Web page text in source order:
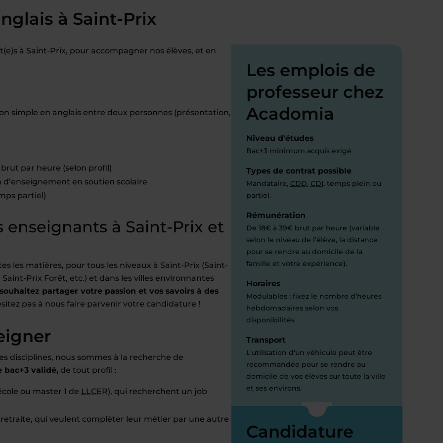
à Saint-Prix
à Saint-Prix, pour accompagner nos élèves, et en
simple en anglais entre deux personnes (présentation,
par heure (selon profil)
en soutien scolaire
partiel)
à Saint-Prix et
les matières, pour tous les niveaux à Saint-Prix (Saint-
Prix Forêt, etc.) et dans les villes environnantes
partager votre passion et vos savoirs à des
pas à nous faire parvenir votre candidature !
disciplines, nous sommes à la recherche de
validé, de tout profil :
ou master 1 de LLCER), qui recherchent un job
qui veulent compléter leur métier par une autre
Les emplois de
professeur chez
Acadomia
Niveau d'études
Bac+3 minimum acquis exigé
Types de contrat possible
Mandataire, CDD, CDI, temps plein ou
partiel.
Rémunération
De 18€ à 39€ brut par heure (variable
selon le niveau de l’élève, la distance
pour se rendre au domicile de la
famille et votre expérience).
Horaires
Modulables : fixez le nombre d’heures
hebdomadaires selon vos
disponibilités
Transport
L'utilisation d'un véhicule peut être
recommandée pour se rendre au
domicile de vos élèves sur toute la ville
et ses environs.
Candidature